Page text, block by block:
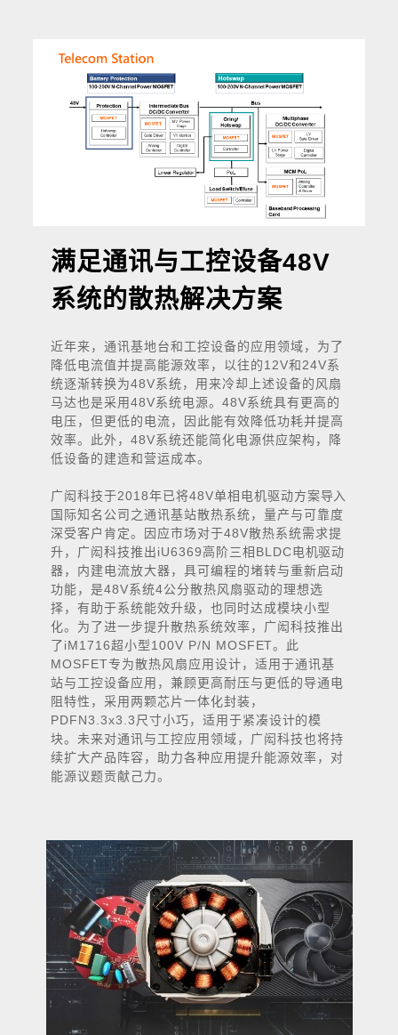
满足通讯与工控设备48V
系统的散热解决方案
近年来，通讯基地台和工控设备的应用领域，为了
降低电流值并提高能源效率，以往的12V和24V系
统逐渐转换为48V系统，用来冷却上述设备的风扇
马达也是采用48V系统电源。 48V系统具有更高的
电压，但更低的电流，因此能有效降低功耗并提高
效率。此外，48V系统还能简化电源供应架构，降
低设备的建造和营运成本。
广闳科技于2018年已将48V单相电机驱动方案导入
国际知名公司之通讯基站散热系统，量产与可靠度
深受客户肯定。因应市场对于48V散热系统需求提
升，广闳科技推出iU6369高阶三相 BLDC电机驱动
器，内建电流放大器，具可编程的堵转与重新启动
功能，是48V系统4公分散热风扇驱动的理想选
择，有助于系统能效升级，也同时达成模块小型
化。为了进一步提升散热系统效率，广闳科技推出
了 iM1716超小型100V P/N MOSFET。此
MOSFET专为散热风扇应用设计，适用于通讯基
站与工控设备应用，兼顾更高耐压与更低的导通电
阻特性，采用两颗芯片一体化封装，
PDFN3.3x3.3尺寸小巧，适用于紧凑设计的模
块。未来对通讯与工控应用领域，广闳科技也将持
续扩大产品阵容，助力各种应用提升能源效率，对
能源议题贡献己力。